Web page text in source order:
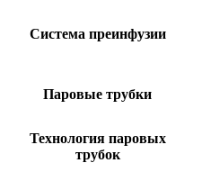
Система преинфузии
Паровые трубки
Технология паровых
трубок